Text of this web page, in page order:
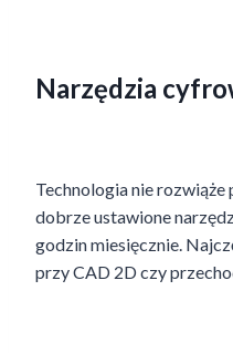
Narzędzia
Technologia nie
dobrze ustawione
godzin miesięcznie.
przy CAD 2D czy